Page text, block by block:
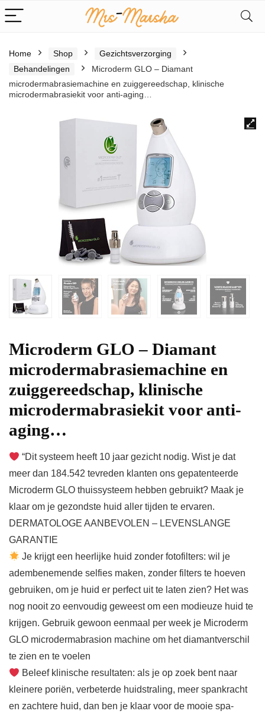
Home Shop
Gezichtsverzorging
Behandelingen
Microderm GLO – Diamant
microdermabrasiemachine en zuiggereedschap, klinische
microdermabrasiekit voor anti-aging…
Microderm GLO – Diamant
microdermabrasiemachine en
zuiggereedschap, klinische
microdermabrasiekit voor anti-
aging…
“Dit systeem heeft 10 jaar gezicht nodig. Wist je dat
meer dan 184.542 tevreden klanten ons gepatenteerde
Microderm GLO thuissysteem hebben gebruikt? Maak je
klaar om je gezondste huid aller tijden te ervaren.
DERMATOLOGE AANBEVOLEN – LEVENSLANGE
GARANTIE
Je krijgt een heerlijke huid zonder fotofilters: wil je
adembenemende selfies maken, zonder filters te hoeven
gebruiken, om je huid er perfect uit te laten zien? Het was
nog nooit zo eenvoudig geweest om een modieuze huid te
krijgen. Gebruik gewoon eenmaal per week je Microderm
GLO microdermabrasion machine om het diamantverschil
te zien en te voelen
Beleef klinische resultaten: als je op zoek bent naar
kleinere poriën, verbeterde huidstraling, meer spankracht
en zachtere huid, dan ben je klaar voor de mooie spa-